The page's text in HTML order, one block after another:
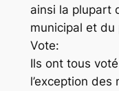
ainsi la plupart
municipal et
Vote:
Ils ont tous
l’exception